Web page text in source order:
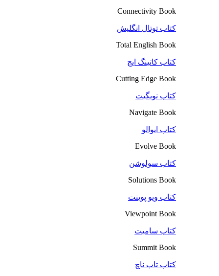
Connectivity Book
کتاب توتال انگلیش
Total English Book
کتاب کاتینگ ایج
Cutting Edge Book
کتاب نویگیت
Navigate Book
کتاب ایوالو
Evolve Book
کتاب سولوشن
Solutions Book
کتاب ویو پوینت
Viewpoint Book
کتاب سامیت
Summit Book
کتاب تاپ ناچ